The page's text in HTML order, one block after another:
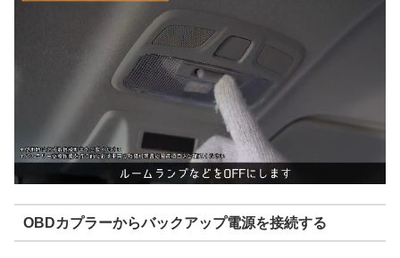
OBDカプラーからバックアップ電源を接続する